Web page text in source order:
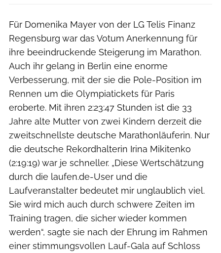
Für Domenika Mayer von der LG Telis Finanz
Regensburg war das Votum Anerkennung für
ihre beeindruckende Steigerung im Marathon.
Auch ihr gelang in Berlin eine enorme
Verbesserung, mit der sie die Pole-Position im
Rennen um die Olympiatickets für Paris
eroberte. Mit ihren 2:23:47 Stunden ist die 33
Jahre alte Mutter von zwei Kindern derzeit die
zweitschnellste deutsche Marathonläuferin. Nur
die deutsche Rekordhalterin Irina Mikitenko
(2:19:19) war je schneller. „Diese Wertschätzung
durch die laufen.de-User und die
Laufveranstalter bedeutet mir unglaublich viel.
Sie wird mich auch durch schwere Zeiten im
Training tragen, die sicher wieder kommen
werden“, sagte sie nach der Ehrung im Rahmen
einer stimmungsvollen Lauf-Gala auf Schloss